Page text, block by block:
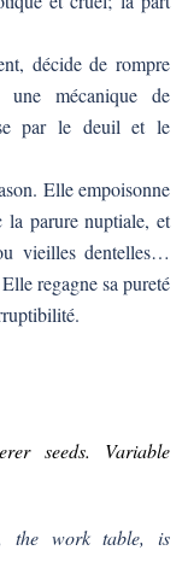
décide de rompre
mécanique de
par le deuil et le
Elle empoisonne
la parure nuptiale, et
vieilles dentelles…
regagne sa pureté
seeds. Variable
the work table, is